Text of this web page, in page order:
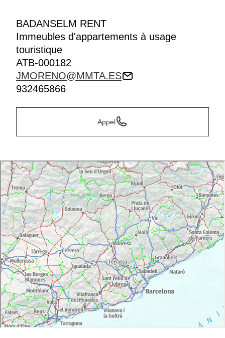
BADANSELM RENT
Immeubles d'appartements à usage
touristique
ATB-000182
JMORENO@MMTA.ES
932465866
Appel